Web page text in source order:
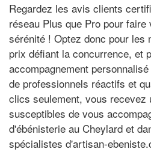
Regardez les avis clients
réseau Plus que Pro pour
sérénité ! Optez donc pour les
prix défiant la concurrence, et
accompagnement
de professionnels réactifs et
clics seulement, vous recevez
susceptibles de vous
d'ébénisterie au Cheylard et
spécialistes d'artisan-